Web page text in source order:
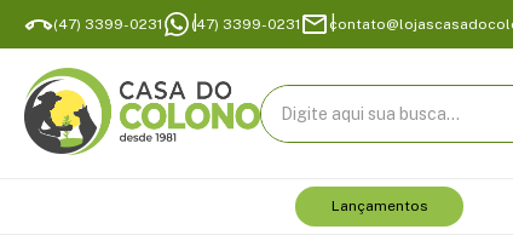
(47) 3399-0231 (47) 3399-0231
Digite aqui sua busca...
Lançamentos